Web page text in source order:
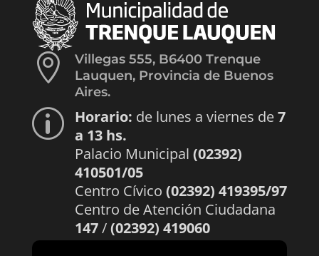

Villegas 555, B6400 Trenque
Lauquen, Provincia de Buenos
Aires.
p Horario: de lunes a viernes de7
a 13 hs.
Palacio Municipal (02392)
410501/05
Centro Cívico (02392) 419395/97
Centro de Atención Ciudadana
147/(02392) 419060